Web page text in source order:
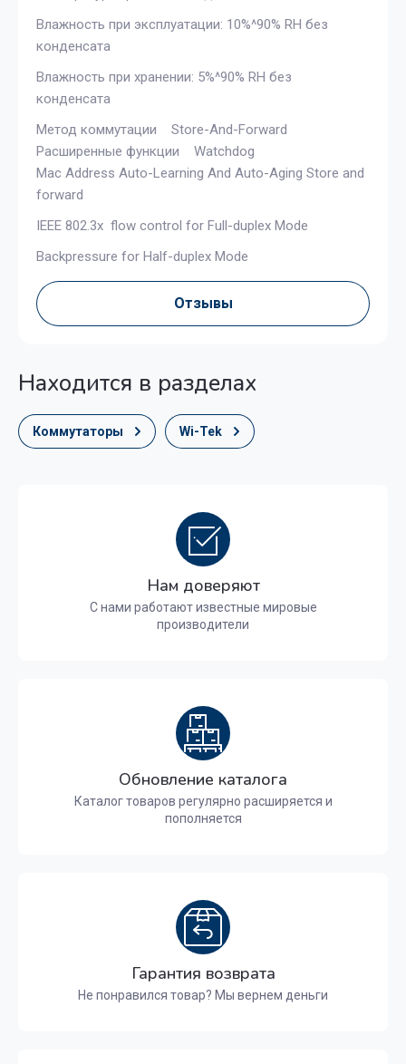
Влажность при эксплуатации: 10%^90% RH без
конденсата
Влажность при хранении: 5%^90% RH без
конденсата
Метод коммутации Store-And-Forward
Расширенные функции Watchdog
Mac Address Auto-Learning And Auto-Aging Store and
forward
IEEE 802.3x flow control for Full-duplex Mode
Backpressure for Half-duplex Mode
Отзывы
Находится в разделах
Коммутаторы Wi-Tek
Нам доверяют
С нами работают известные мировые
производители
Обновление каталога
Каталог товаров регулярно расширяется и
пополняется
Гарантия возврата
Не понравился товар? Мы вернем деньги